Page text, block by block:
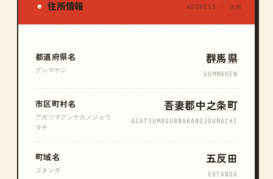
◉ 住所情報 ADDRESS · 住所
都道府県名
グンマケン
群馬県
GUMMAKEN
市区町村名
アガツマグンナカノジョウ
マチ
吾妻郡中之条町
AGATSUMAGUNNAKANOJOUMACHI
町域名
ゴタンダ
五反田
GOTANDA